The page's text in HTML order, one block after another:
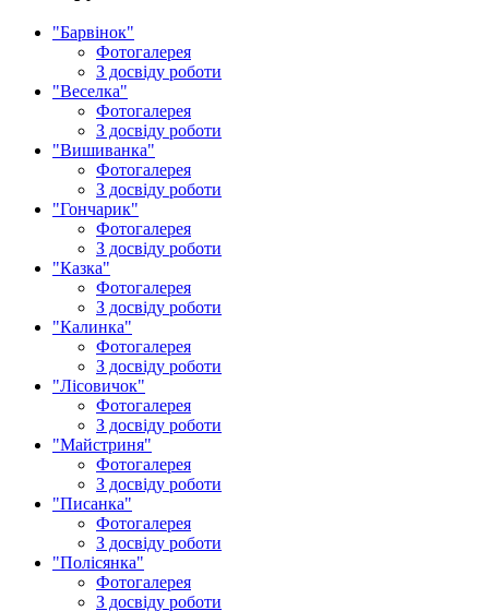
"Барвінок"
Фотогалерея
З досвіду роботи
"Веселка"
Фотогалерея
З досвіду роботи
"Вишиванка"
Фотогалерея
З досвіду роботи
"Гончарик"
Фотогалерея
З досвіду роботи
"Казка"
Фотогалерея
З досвіду роботи
"Калинка"
Фотогалерея
З досвіду роботи
"Лісовичок"
Фотогалерея
З досвіду роботи
"Майстриня"
Фотогалерея
З досвіду роботи
"Писанка"
Фотогалерея
З досвіду роботи
"Полісянка"
Фотогалерея
З досвіду роботи